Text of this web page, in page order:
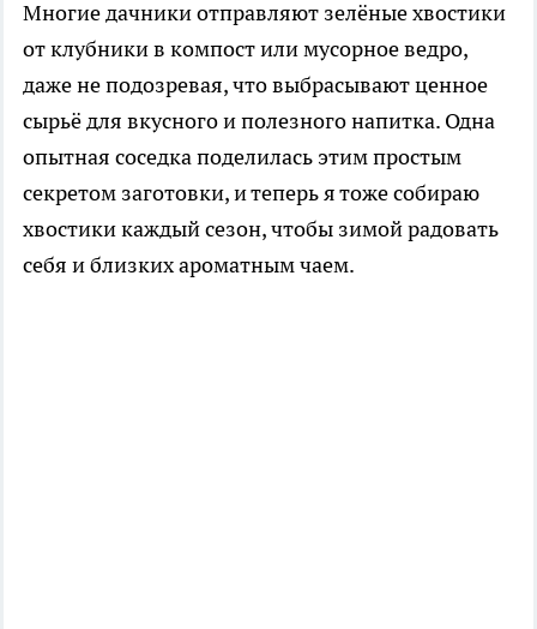
Многие дачники отправляют зелёные хвостики
от клубники в компост или мусорное ведро,
даже не подозревая, что выбрасывают ценное
сырьё для вкусного и полезного напитка. Одна
опытная соседка поделилась этим простым
секретом заготовки, и теперь я тоже собираю
хвостики каждый сезон, чтобы зимой радовать
себя и близких ароматным чаем.